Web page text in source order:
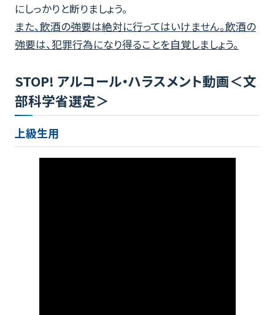
にしっかりと断りましょう。
また、飲酒の強要は絶対に行ってはいけません。飲酒の
強要は、犯罪行為になり得ることを自覚しましょう。
STOP! アルコール・ハラスメント動画＜文
部科学省選定＞
上級生用